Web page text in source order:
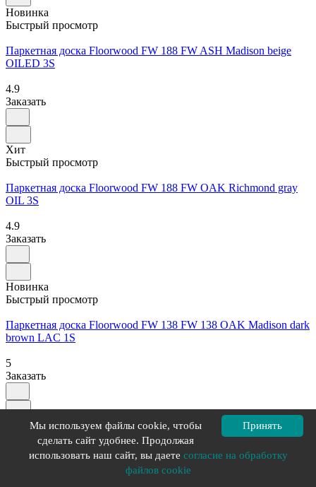
Новинка
Быстрый просмотр
Паркетная доска Floorwood FW 188 FW ASH Madison beige
OILED 3S
4.9
Заказать
Хит
Быстрый просмотр
Паркетная доска Floorwood FW 188 FW OAK Richmond gray
OIL 3S
4.9
Заказать
Новинка
Быстрый просмотр
Паркетная доска Floorwood FW 138 FW 138 OAK Madison dark
brown LAC 1S
5
Заказать
Советуем
Быстрый просмотр
Паркетная доска Floorwood FW 188 FW ASH Madison WHITE
Принять
Мы используем файлы cookie, чтобы
сделать сайт удобнее. Продолжая
использовать наш сайт, вы даете согласие на обработку
файлов cookie